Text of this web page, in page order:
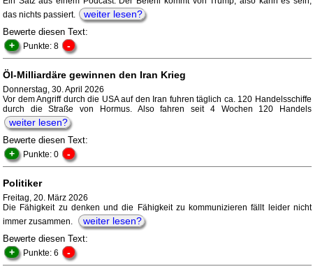
das nichts passiert.
weiter lesen?
Bewerte diesen Text:
+ Punkte: 8 -
Öl-Milliardäre gewinnen den Iran Krieg
Donnerstag, 30. April 2026
Vor dem Angriff durch die USA auf den Iran fuhren täglich ca. 120 Handelsschiffe
durch die Straße von Hormus. Also fahren seit 4 Wochen 120 Handels
weiter lesen?
Bewerte diesen Text:
+ Punkte: 0 -
Politiker
Freitag, 20. März 2026
Die Fähigkeit zu denken und die Fähigkeit zu kommunizieren fällt leider nicht
immer zusammen.
weiter lesen?
Bewerte diesen Text:
+ Punkte: 6 -